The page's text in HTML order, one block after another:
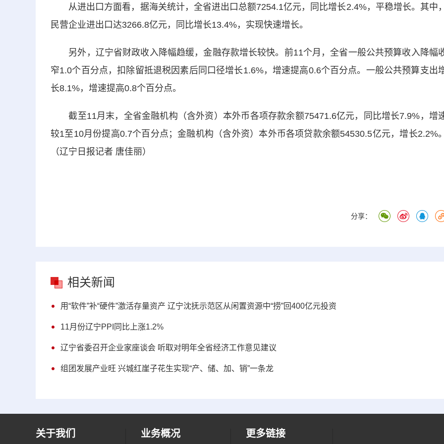
从进出口方面看，据海关统计，全省进出口总额7254.1亿元，同比增长2.4%，平稳增长。其中，
民营企业进出口达3266.8亿元，同比增长13.4%，实现快速增长。
另外，辽宁省财政收入降幅趋缓，金融存款增长较快。前11个月，全省一般公共预算收入降幅
窄1.0个百分点，扣除留抵退税因素后同口径增长1.6%，增速提高0.6个百分点。一般公共预算支出
长8.1%，增速提高0.8个百分点。
截至11月末，全省金融机构（含外资）本外币各项存款余额75471.6亿元，同比增长7.9%，增
较1至10月份提高0.7个百分点；金融机构（含外资）本外币各项贷款余额54530.5亿元，增长2.2%。
（辽宁日报记者 唐佳丽）
分享：
相关新闻
用“软件”补“硬件”激活存量资产 辽宁沈抚示范区从闲置资源中“捞”回400亿元投资
11月份辽宁PPI同比上涨1.2%
辽宁省委召开企业家座谈会 听取对明年全省经济工作意见建议
组团发展产业旺 兴城红崖子花生实现“产、储、加、销”一条龙
关于我们 业务概况 更多链接